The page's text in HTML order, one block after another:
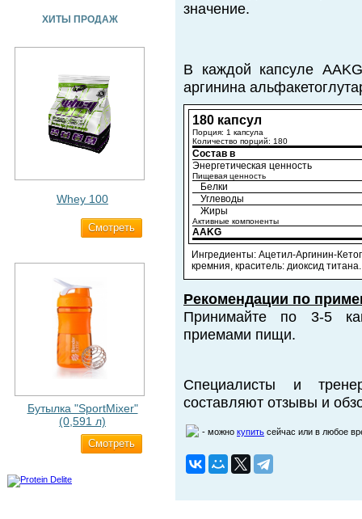
ХИТЫ ПРОДАЖ
Whey 100
Cмотреть
Бутылка "SportMixer"
(0,591 л)
Cмотреть
значение.
В каждой капсуле
аргинина
180 капсул
Порция: 1 капсула
Количество порций: 180
Состав в
Энергетическая ценность
Пищевая ценность
Белки
Углеводы
Жиры
Активные компоненты
AAKG
Ингредиенты: Ацетил-Аргинин-
кремния, краситель: диоксид титана.
Рекомендации по
Принимайте по 3-5
приемами пищи.
Специалисты и
составляют отзывы и
- можно купить сейчас или в любое